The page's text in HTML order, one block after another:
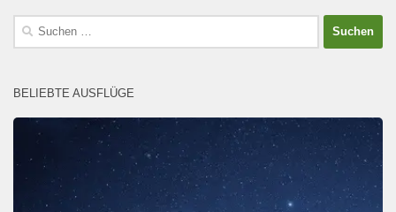
Suchen
BELIEBTE AUSFLÜGE